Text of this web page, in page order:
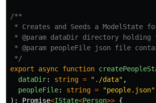
/**
* Creates and Seeds a ModelState
* @param dataDir directory
* @param peopleFile json file
*/
export
async function
dataDir: string = " ./data" ,
peopleFile: string = "people.json"
):
Promise<IState<Person>> {